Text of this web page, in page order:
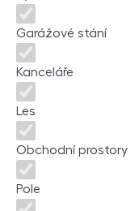
Garážové stání
Kanceláře
Les
Obchodní prostory
Pole